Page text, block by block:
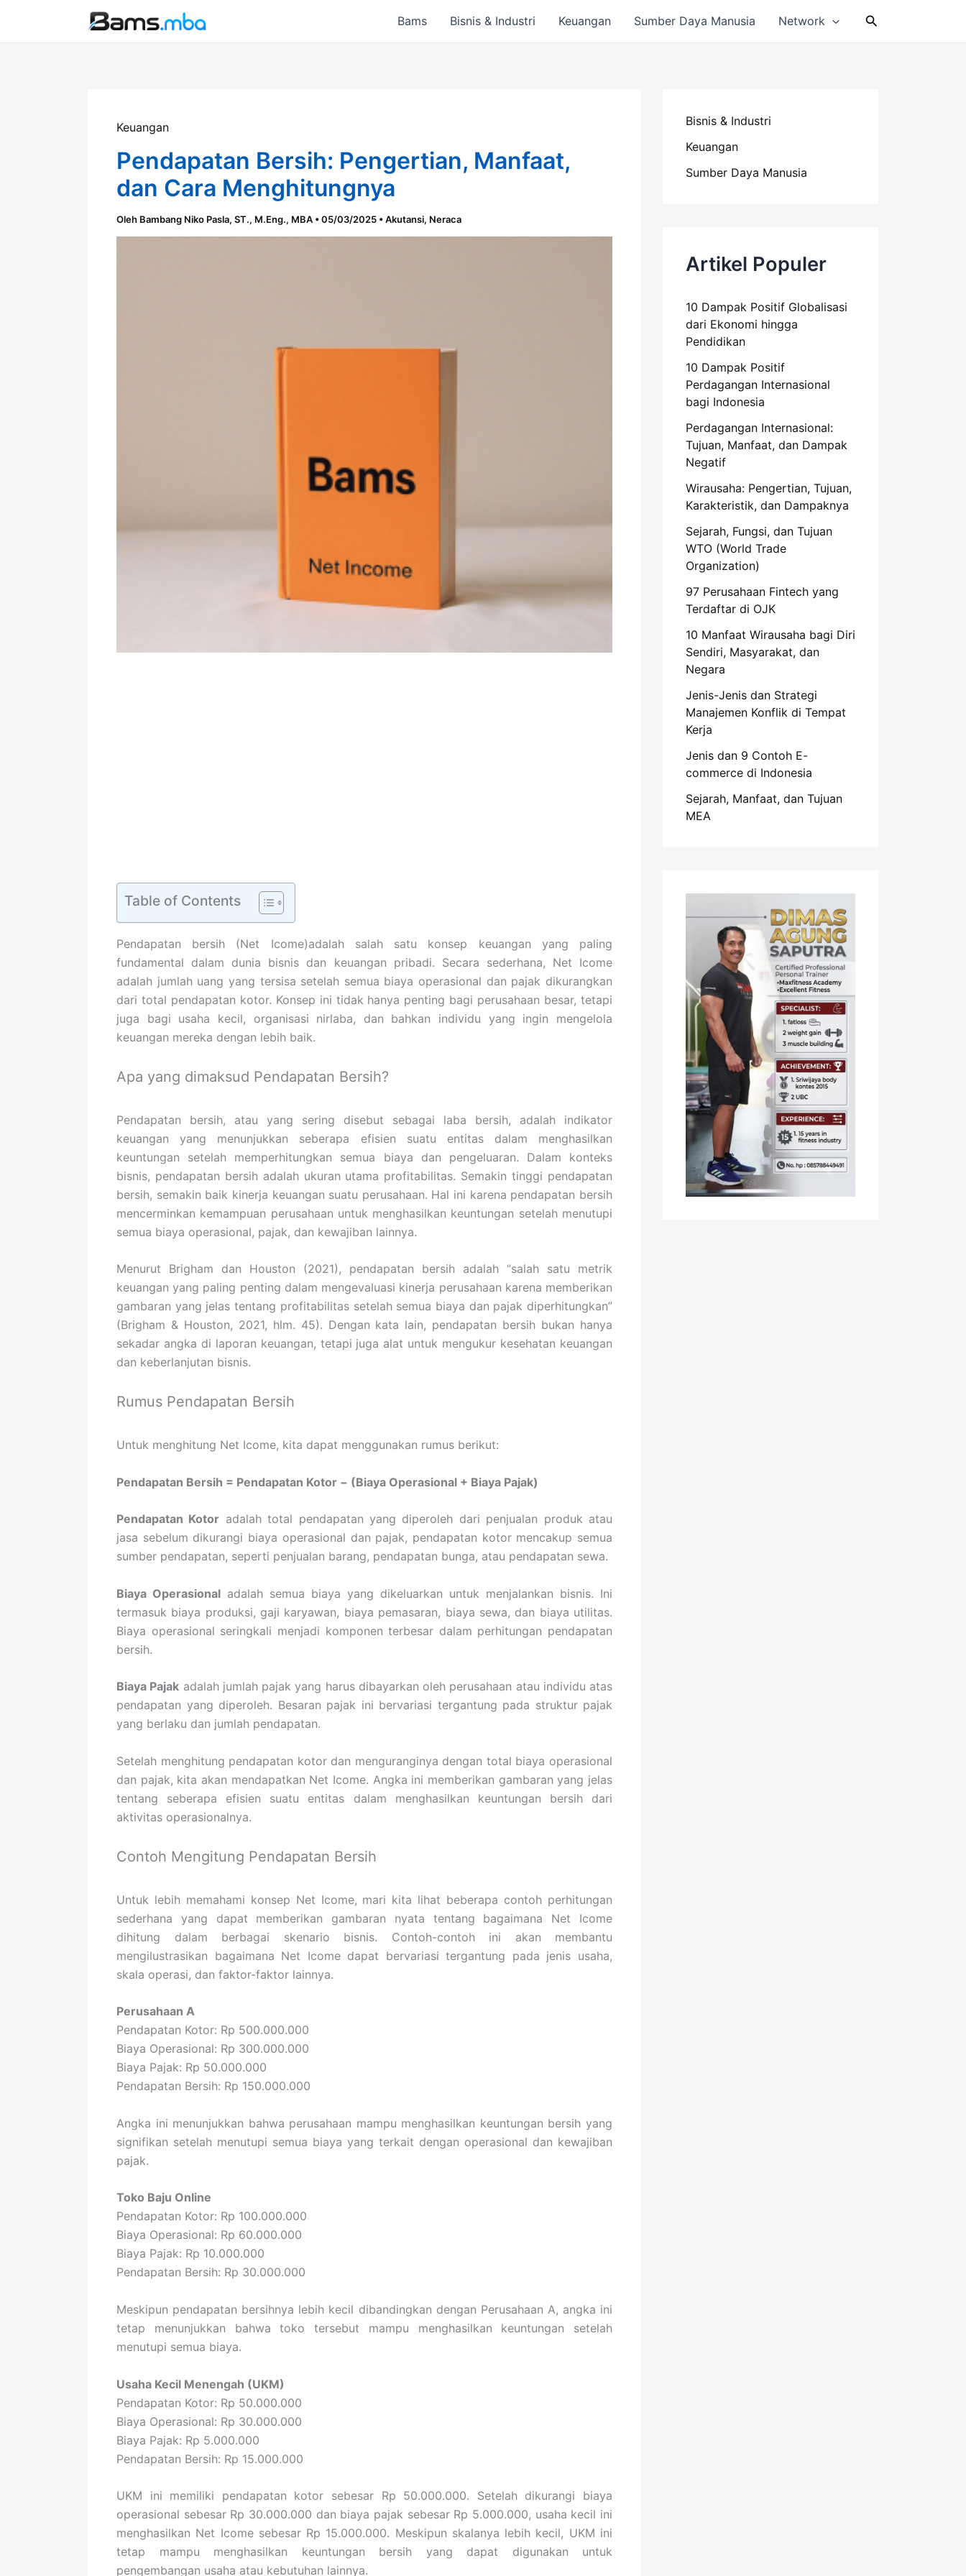
Bams Bisnis & Industri Keuangan Sumber Daya Manusia Network Cari
Keuangan
Pendapatan Bersih: Pengertian, Manfaat,
dan Cara Menghitungnya
Oleh Bambang Niko Pasla, ST., M.Eng., MBA •05/03/2025 •Akutansi, Neraca
Table of Contents
Pendapatan bersih (Net Icome)adalah salah satu konsep keuangan yang paling
fundamental dalam dunia bisnis dan keuangan pribadi. Secara sederhana, Net Icome
adalah jumlah uang yang tersisa setelah semua biaya operasional dan pajak dikurangkan
dari total pendapatan kotor. Konsep ini tidak hanya penting bagi perusahaan besar, tetapi
juga bagi usaha kecil, organisasi nirlaba, dan bahkan individu yang ingin mengelola
keuangan mereka dengan lebih baik.
Apa yang dimaksud Pendapatan Bersih?
Pendapatan bersih, atau yang sering disebut sebagai laba bersih, adalah indikator
keuangan yang menunjukkan seberapa efisien suatu entitas dalam menghasilkan
keuntungan setelah memperhitungkan semua biaya dan pengeluaran. Dalam konteks
bisnis, pendapatan bersih adalah ukuran utama profitabilitas. Semakin tinggi pendapatan
bersih, semakin baik kinerja keuangan suatu perusahaan. Hal ini karena pendapatan bersih
mencerminkan kemampuan perusahaan untuk menghasilkan keuntungan setelah menutupi
semua biaya operasional, pajak, dan kewajiban lainnya.
Menurut Brigham dan Houston (2021), pendapatan bersih adalah “salah satu metrik
keuangan yang paling penting dalam mengevaluasi kinerja perusahaan karena memberikan
gambaran yang jelas tentang profitabilitas setelah semua biaya dan pajak diperhitungkan”
(Brigham & Houston, 2021, hlm. 45). Dengan kata lain, pendapatan bersih bukan hanya
sekadar angka di laporan keuangan, tetapi juga alat untuk mengukur kesehatan keuangan
dan keberlanjutan bisnis.
Rumus Pendapatan Bersih
Untuk menghitung Net Icome, kita dapat menggunakan rumus berikut:
Pendapatan Bersih = Pendapatan Kotor − (Biaya Operasional + Biaya Pajak)
Pendapatan Kotor adalah total pendapatan yang diperoleh dari penjualan produk atau
jasa sebelum dikurangi biaya operasional dan pajak, pendapatan kotor mencakup semua
sumber pendapatan, seperti penjualan barang, pendapatan bunga, atau pendapatan sewa.
Biaya Operasional adalah semua biaya yang dikeluarkan untuk menjalankan bisnis. Ini
termasuk biaya produksi, gaji karyawan, biaya pemasaran, biaya sewa, dan biaya utilitas.
Biaya operasional seringkali menjadi komponen terbesar dalam perhitungan pendapatan
bersih.
Biaya Pajak adalah jumlah pajak yang harus dibayarkan oleh perusahaan atau individu atas
pendapatan yang diperoleh. Besaran pajak ini bervariasi tergantung pada struktur pajak
yang berlaku dan jumlah pendapatan.
Setelah menghitung pendapatan kotor dan menguranginya dengan total biaya operasional
dan pajak, kita akan mendapatkan Net Icome. Angka ini memberikan gambaran yang jelas
tentang seberapa efisien suatu entitas dalam menghasilkan keuntungan bersih dari
aktivitas operasionalnya.
Contoh Mengitung Pendapatan Bersih
Untuk lebih memahami konsep Net Icome, mari kita lihat beberapa contoh perhitungan
sederhana yang dapat memberikan gambaran nyata tentang bagaimana Net Icome
dihitung dalam berbagai skenario bisnis. Contoh-contoh ini akan membantu
mengilustrasikan bagaimana Net Icome dapat bervariasi tergantung pada jenis usaha,
skala operasi, dan faktor-faktor lainnya.
Perusahaan A
Pendapatan Kotor: Rp 500.000.000
Biaya Operasional: Rp 300.000.000
Biaya Pajak: Rp 50.000.000
Pendapatan Bersih: Rp 150.000.000
Angka ini menunjukkan bahwa perusahaan mampu menghasilkan keuntungan bersih yang
signifikan setelah menutupi semua biaya yang terkait dengan operasional dan kewajiban
pajak.
Toko Baju Online
Pendapatan Kotor: Rp 100.000.000
Biaya Operasional: Rp 60.000.000
Biaya Pajak: Rp 10.000.000
Pendapatan Bersih: Rp 30.000.000
Meskipun pendapatan bersihnya lebih kecil dibandingkan dengan Perusahaan A, angka ini
tetap menunjukkan bahwa toko tersebut mampu menghasilkan keuntungan setelah
menutupi semua biaya.
Usaha Kecil Menengah (UKM)
Pendapatan Kotor: Rp 50.000.000
Biaya Operasional: Rp 30.000.000
Biaya Pajak: Rp 5.000.000
Pendapatan Bersih: Rp 15.000.000
UKM ini memiliki pendapatan kotor sebesar Rp 50.000.000. Setelah dikurangi biaya
operasional sebesar Rp 30.000.000 dan biaya pajak sebesar Rp 5.000.000, usaha kecil ini
menghasilkan Net Icome sebesar Rp 15.000.000. Meskipun skalanya lebih kecil, UKM ini
tetap mampu menghasilkan keuntungan bersih yang dapat digunakan untuk
pengembangan usaha atau kebutuhan lainnya.
Bisnis & Industri
Keuangan
Sumber Daya Manusia
Artikel Populer
10 Dampak Positif Globalisasi
dari Ekonomi hingga
Pendidikan
10 Dampak Positif
Perdagangan Internasional
bagi Indonesia
Perdagangan Internasional:
Tujuan, Manfaat, dan Dampak
Negatif
Wirausaha: Pengertian, Tujuan,
Karakteristik, dan Dampaknya
Sejarah, Fungsi, dan Tujuan
WTO (World Trade
Organization)
97 Perusahaan Fintech yang
Terdaftar di OJK
10 Manfaat Wirausaha bagi Diri
Sendiri, Masyarakat, dan
Negara
Jenis-Jenis dan Strategi
Manajemen Konflik di Tempat
Kerja
Jenis dan 9 Contoh E-
commerce di Indonesia
Sejarah, Manfaat, dan Tujuan
MEA